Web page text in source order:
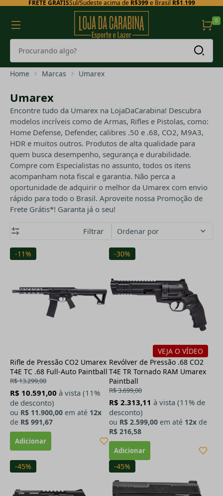
FRETE GRÁTISSul/Sudeste acima de R$399e Brasil R$1.199
0
Home Marcas Umarex
Umarex
Encontre tudo da Umarex na LojaDaCarabina! Descubra
modelos incríveis como de Armas, Rifles e Pistolas, como:
Home Defense, Defender, calibres .50 e .68, CO2, M9A3,
HDR e muitos outros. Produtos de alta qualidade para
quem busca desempenho, segurança e durabilidade.
Compre com Especialistas no assunto, todos os itens
acompanham nota fiscal e garantia. Não perca a
oportunidade de adquirir o melhor da Umarex com envio
rápido para todo o Brasil. Aproveite nossa Promoção de
Frete Grátis*! Garanta já o seu!
Filtrar Ordenar por
-11%
Rifle de Pressão CO2 Umarex
T4E TC .68 Full-Auto Paintball
R$ 13.299,00
R$ 10.591,00 à vista (11%
de desconto)
ou R$ 11.900,00 em até 12x
de R$ 991,67
-30%
VEJA O VÍDEO
Revólver de Pressão .68 CO2
T4E TR Tornado RAM Umarex
Paintball
R$ 3.699,00
R$ 2.313,11 à vista (11% de
desconto)
ou R$ 2.599,00 em até 12x de
R$ 216,58
-45% -45%